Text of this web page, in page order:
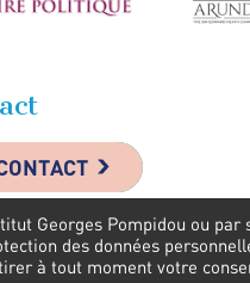
Georges Pompidou ou
des données
à tout moment votre